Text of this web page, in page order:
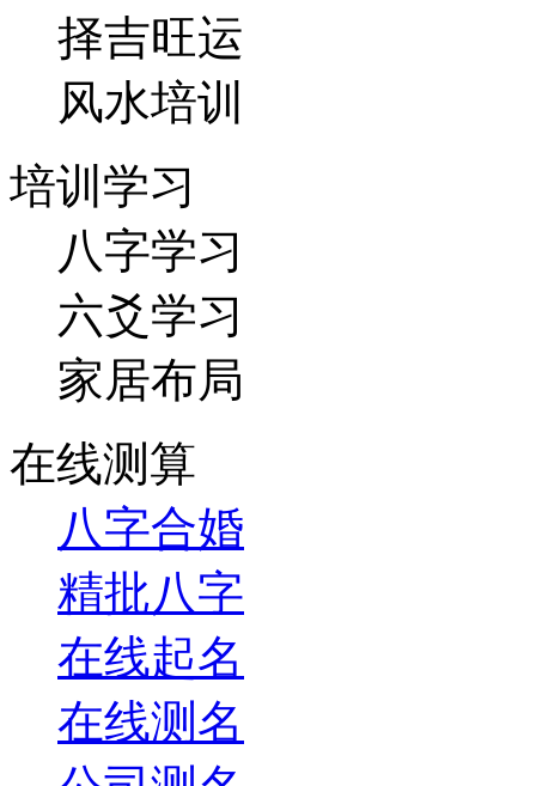
择吉旺运
风水培训
培训学习
八字学习
六爻学习
家居布局
在线测算
八字合婚
精批八字
在线起名
在线测名